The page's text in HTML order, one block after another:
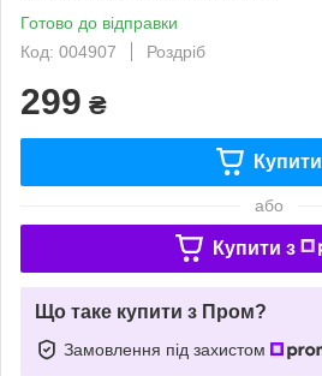
Готово до відправки
Код: 004907
Роздріб
299 ₴
Купити
або
Купити з
Що таке купити з Пром?
Замовлення під захистом